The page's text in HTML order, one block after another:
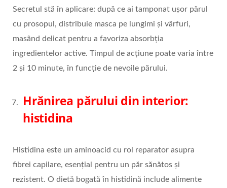
Secretul stă în aplicare: după ce ai tamponat ușor părul
cu prosopul, distribuie masca pe lungimi și vârfuri,
masând delicat pentru a favoriza absorbția
ingredientelor active. Timpul de acțiune poate varia între
2 și 10 minute, în funcție de nevoile părului.
Hrănirea părului din interior:
histidina
Histidina este un aminoacid cu rol reparator asupra
fibrei capilare, esențial pentru un păr sănătos și
rezistent. O dietă bogată în histidină include alimente